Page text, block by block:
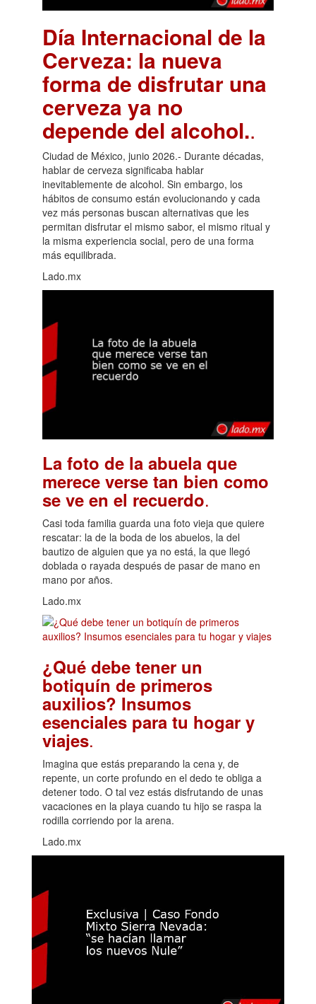
Día Internacional de la
Cerveza: la nueva
forma de disfrutar una
cerveza ya no
depende del alcohol..
Ciudad de México, junio 2026.- Durante décadas,
hablar de cerveza significaba hablar
inevitablemente de alcohol. Sin embargo, los
hábitos de consumo están evolucionando y cada
vez más personas buscan alternativas que les
permitan disfrutar el mismo sabor, el mismo ritual y
la misma experiencia social, pero de una forma
más equilibrada.
Lado.mx
La foto de la abuela que
merece verse tan bien como
se ve en el recuerdo.
Casi toda familia guarda una foto vieja que quiere
rescatar: la de la boda de los abuelos, la del
bautizo de alguien que ya no está, la que llegó
doblada o rayada después de pasar de mano en
mano por años.
Lado.mx
¿Qué debe tener un
botiquín de primeros
auxilios? Insumos
esenciales para tu hogar y
viajes.
Imagina que estás preparando la cena y, de
repente, un corte profundo en el dedo te obliga a
detener todo. O tal vez estás disfrutando de unas
vacaciones en la playa cuando tu hijo se raspa la
rodilla corriendo por la arena.
Lado.mx